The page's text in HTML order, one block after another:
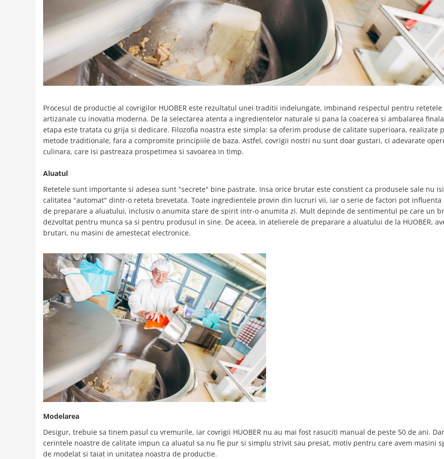
Procesul de productie al covrigilor HUOBER este rezultatul unei traditii indelungate, imbinand respectul pentru retetele
artizanale cu inovatia moderna. De la selectarea atenta a ingredientelor naturale si pana la coacerea si ambalarea
etapa este tratata cu grija si dedicare. Filozofia noastra este simpla: sa oferim produse de calitate superioara, realizate
metode traditionale, fara a compromite principiile de baza. Astfel, covrigii nostri nu sunt doar gustari, ci adevarate
culinara, care isi pastreaza prospetimea si savoarea in timp.
Aluatul
Retetele sunt importante si adesea sunt "secrete" bine pastrate. Insa orice brutar este constient ca produsele sale nu
calitatea "automat" dintr-o reteta brevetata. Toate ingredientele provin din lucruri vii, iar o serie de factori pot influenta
de preparare a aluatului, inclusiv o anumita stare de spirit intr-o anumita zi. Mult depinde de sentimentul pe care un
dezvoltat pentru munca sa si pentru produsul in sine. De aceea, in atelierele de preparare a aluatului de la HUOBER,
brutari, nu masini de amestecat electronice.
Modelarea
Desigur, trebuie sa tinem pasul cu vremurile, iar covrigii HUOBER nu au mai fost rasuciti manual de peste 50 de ani. Dar
cerintele noastre de calitate impun ca aluatul sa nu fie pur si simplu strivit sau presat, motiv pentru care avem masini
de modelat si taiat in unitatea noastra de productie.